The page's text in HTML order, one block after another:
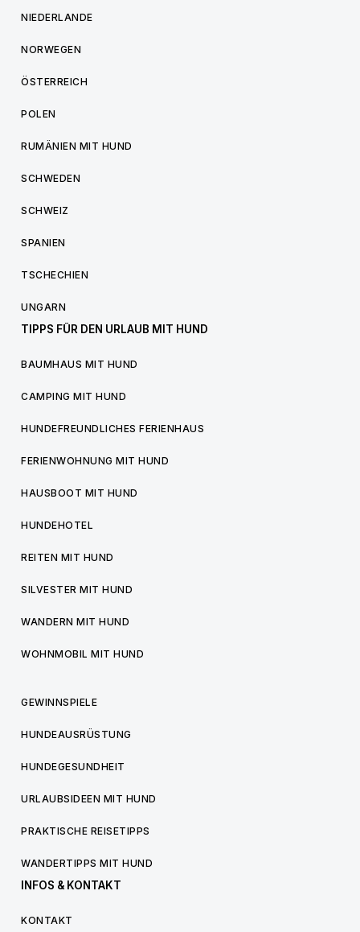
NIEDERLANDE
NORWEGEN
ÖSTERREICH
POLEN
RUMÄNIEN MIT HUND
SCHWEDEN
SCHWEIZ
SPANIEN
TSCHECHIEN
UNGARN
TIPPS FÜR DEN URLAUB MIT HUND
BAUMHAUS MIT HUND
CAMPING MIT HUND
HUNDEFREUNDLICHES FERIENHAUS
FERIENWOHNUNG MIT HUND
HAUSBOOT MIT HUND
HUNDEHOTEL
REITEN MIT HUND
SILVESTER MIT HUND
WANDERN MIT HUND
WOHNMOBIL MIT HUND
GEWINNSPIELE
HUNDEAUSRÜSTUNG
HUNDEGESUNDHEIT
URLAUBSIDEEN MIT HUND
PRAKTISCHE REISETIPPS
WANDERTIPPS MIT HUND
INFOS & KONTAKT
KONTAKT